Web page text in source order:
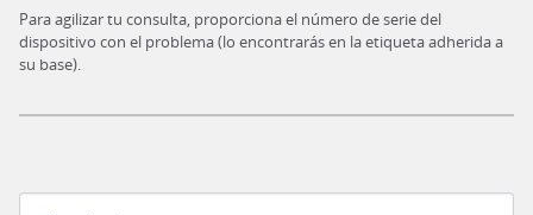
Para agilizar tu consulta, proporciona el número de serie del
dispositivo con el problema (lo encontrarás en la etiqueta adherida a
su base).